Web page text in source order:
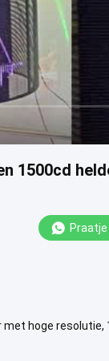
1500cd
Praatje
hoge